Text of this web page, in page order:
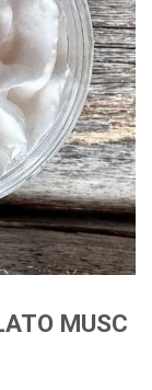
MUSC